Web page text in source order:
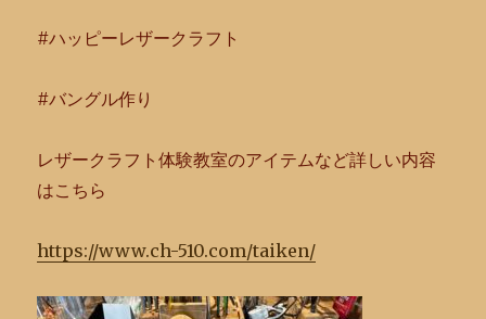
#ハッピーレザークラフト
#バングル作り
レザークラフト体験教室のアイテムなど詳しい内容
はこちら
https://www.ch-510.com/taiken/